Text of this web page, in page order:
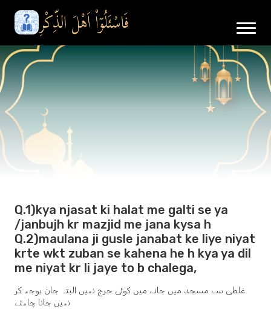
Q.1)kya njasat ki halat me galti se ya
/janbujh kr mazjid me jana kysa h
Q.2)maulana ji gusle janabat ke liye niyat
krte wkt zuban se kahena he h kya ya dil
me niyat kr li jaye to b chalega,
غلطی سے مسجد میں جانے میں کوئی حرج نھیں البتہ جان بوجھ کر
نھیں جانا چاھئے